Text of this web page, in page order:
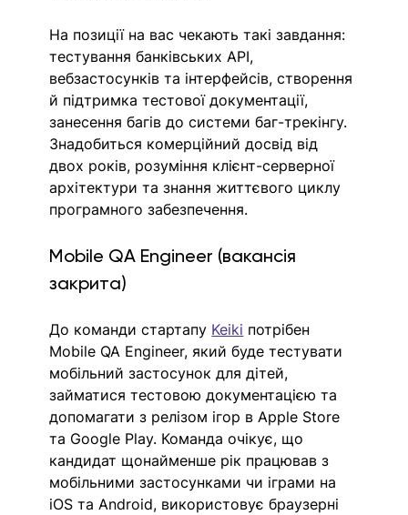
На позиції на вас чекають такі завдання:
тестування банківських АРІ,
вебзастосунків та інтерфейсів, створення
й підтримка тестової документації,
занесення багів до системи баг-трекінгу.
Знадобиться комерційний досвід від
двох років, розуміння клієнт-серверної
архітектури та знання життєвого циклу
програмного забезпечення.
Mobile QA Engineer (вакансія
закрита)
До команди стартапу Keiki потрібен
Mobile QA Engineer, який буде тестувати
мобільний застосунок для дітей,
займатися тестовою документацією та
допомагати з релізом ігор в Apple Store
та Google Play. Команда очікує, що
кандидат щонайменше рік працював з
мобільними застосунками чи іграми на
iOS та Android, використовує браузерні